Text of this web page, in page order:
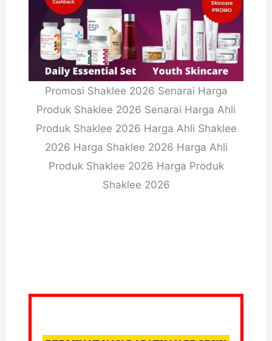
Promosi Shaklee 2026 Senarai Harga
Produk Shaklee 2026 Senarai Harga Ahli
Produk Shaklee 2026 Harga Ahli Shaklee
2026 Harga Shaklee 2026 Harga Ahli
Produk Shaklee 2026 Harga Produk
Shaklee 2026